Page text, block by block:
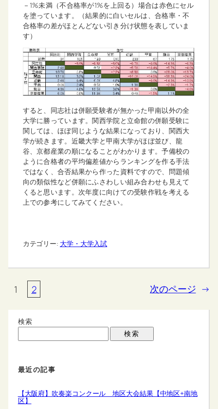
－1%未満（不合格率が1%を上回る）場合は赤色にセル
を塗っています。（結果的に白いセルは、合格率・不
合格率の差がほとんどない引き分け状態を表していま
す）
すると、同志社は併願受験者が無かった甲南以外の全
大学に勝っています。関西学院と立命館の併願受験に
関しては、ほぼ同じような結果になっており、関西大
学が続きます。近畿大学と甲南大学がほぼ並び、龍
谷、京都産業の順になることがわかります。予備校の
ように合格者の平均偏差値からランキングを作る手法
ではなく、合否結果から作った資料ですので、問題傾
向の類似性など併願にふさわしい組み合わせも見えて
くると思います。次年度に向けての受験作戦を考える
上での参考にしてみてください。
カテゴリー: 大学・大学入試
1 2 次のページ →
検索
検索
最近の記事
【大阪府】吹奏楽コンクール 地区大会結果【中地区+南地
区】